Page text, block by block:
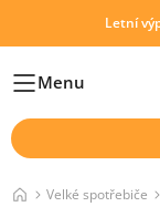
Letní
HlavníMenu
Velké spotřebiče